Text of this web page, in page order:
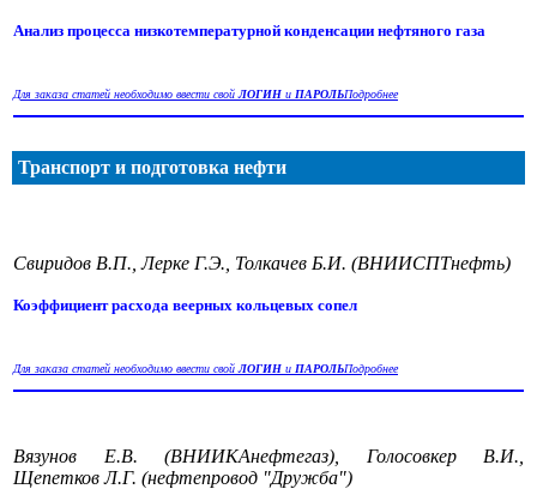
Анализ процесса низкотемпературной конденсации нефтяного газа
Для заказа статей необходимо ввести свойЛОГИН и ПАРОЛЬПодробнее
Транспорт и подготовка нефти
Свиридов В.П., Лерке Г.Э., Толкачев Б.И. (ВНИИСПТнефть)
Коэффициент расхода веерных кольцевых сопел
Для заказа статей необходимо ввести свойЛОГИН и ПАРОЛЬПодробнее
Вязунов Е.В. (ВНИИКАнефтегаз), Голосовкер В.И.,
Щепетков Л.Г. (нефтепровод "Дружба")